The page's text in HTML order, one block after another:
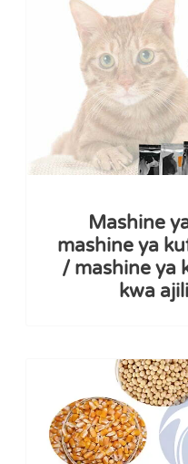
Mashine
mashine ya
/ mashine ya
kwa